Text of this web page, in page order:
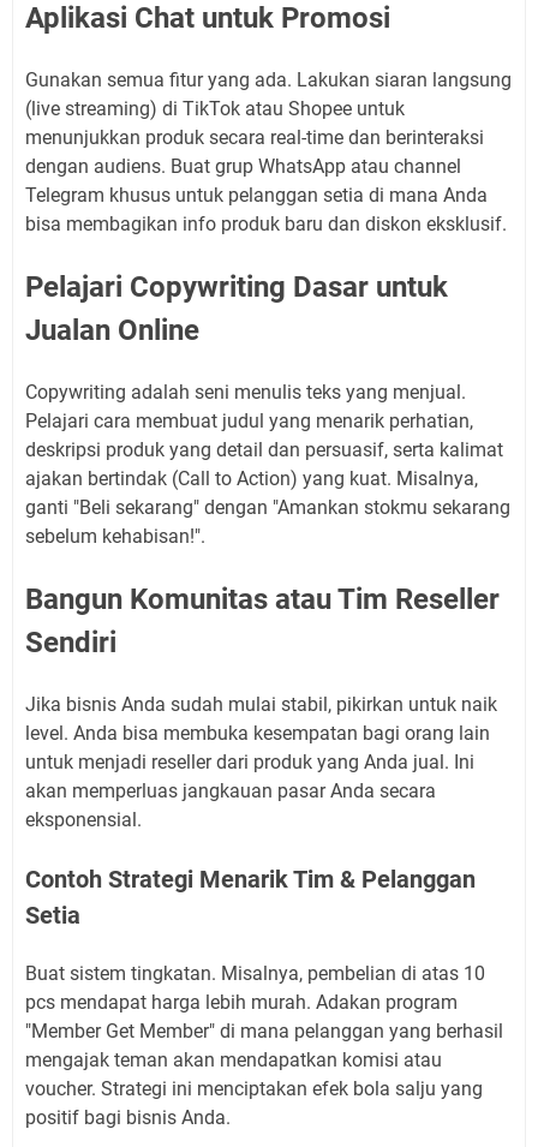
Aplikasi Chat untuk Promosi
Gunakan semua fitur yang ada. Lakukan siaran langsung
(live streaming) di TikTok atau Shopee untuk
menunjukkan produk secara real-time dan berinteraksi
dengan audiens. Buat grup WhatsApp atau channel
Telegram khusus untuk pelanggan setia di mana Anda
bisa membagikan info produk baru dan diskon eksklusif.
Pelajari Copywriting Dasar untuk
Jualan Online
Copywriting adalah seni menulis teks yang menjual.
Pelajari cara membuat judul yang menarik perhatian,
deskripsi produk yang detail dan persuasif, serta kalimat
ajakan bertindak (Call to Action) yang kuat. Misalnya,
ganti "Beli sekarang" dengan "Amankan stokmu sekarang
sebelum kehabisan!".
Bangun Komunitas atau Tim Reseller
Sendiri
Jika bisnis Anda sudah mulai stabil, pikirkan untuk naik
level. Anda bisa membuka kesempatan bagi orang lain
untuk menjadi reseller dari produk yang Anda jual. Ini
akan memperluas jangkauan pasar Anda secara
eksponensial.
Contoh Strategi Menarik Tim & Pelanggan
Setia
Buat sistem tingkatan. Misalnya, pembelian di atas 10
pcs mendapat harga lebih murah. Adakan program
"Member Get Member" di mana pelanggan yang berhasil
mengajak teman akan mendapatkan komisi atau
voucher. Strategi ini menciptakan efek bola salju yang
positif bagi bisnis Anda.